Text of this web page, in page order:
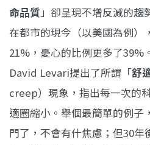
命品質」卻呈現不增反減的趨
在都市的現今（以美國為例）
21%，憂心的比例更多了39%
David Levari提出了所謂「舒
creep）現象，指出每一次的
適圈縮小。舉個最簡單的例子
門了，不會有什焦慮；但30年